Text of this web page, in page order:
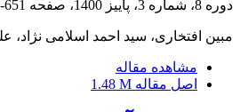
دوره 8، شماره 3، پاییز 1400، صفحه 651-665
مبین افتخاری، سید احمد اسلامی
مشاهده مقاله
اصل مقاله 1.48 M